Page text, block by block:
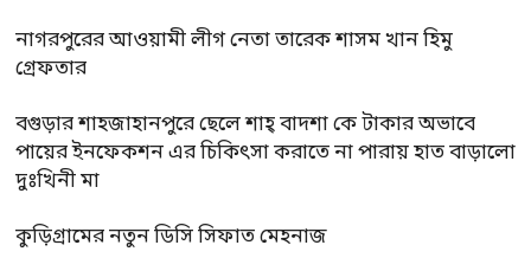
নাগরপুরের আওয়ামী লীগ নেতা তারেক শাসম খান হিমু
গ্রেফতার
বগুড়ার শাহজাহানপুরে ছেলে শাহ্ বাদশা কে টাকার অভাবে
পায়ের ইনফেকশন এর চিকিৎসা করাতে না পারায় হাত বাড়ালো
দুঃখিনী মা
কুড়িগ্রামের নতুন ডিসি সিফাত মেহনাজ